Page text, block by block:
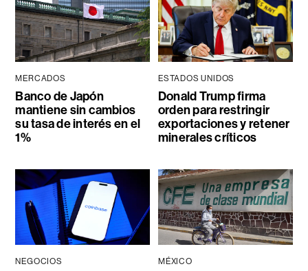
MERCADOS
Banco de Japón
mantiene sin cambios
su tasa de interés en el
1%
ESTADOS UNIDOS
Donald Trump firma
orden para restringir
exportaciones y retener
minerales críticos
NEGOCIOS MÉXICO